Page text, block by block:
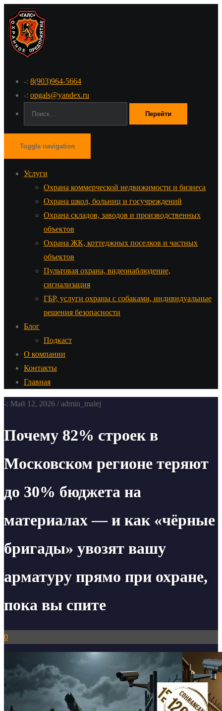
-: 8(903)964-5664
-: opgals@yandex.ru
Toggle navigation
Услуги
Охрана коммерческой недвижимости и бизнеса
Охрана школ, больниц и госучреждений
Охрана складов, заводов и производственных
объектов
Охрана ЖК, коттеджных поселков и частных
объектов
Пультовая охрана, видеонаблюдение,
сигнализация
ГБР, услуги охраны с собаками, индивидуальные
решения безопасности
Блог
Подкаст
О компании
Контакты
Главная
-: Май 12, 2026 / admin_malej
Почему 82% строек в
Московском регионе теряют
до 30% бюджета на
материалах — и как «чёрные
бригады» увозят вашу
арматуру прямо при охране,
пока вы спите
0